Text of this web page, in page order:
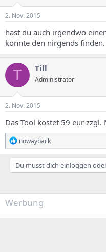
2. Nov. 2015
hast du auch irgendwo
konnte den nirgends finden.
T Till
Administrator
2. Nov. 2015
Das Tool kostet 59 eur zzgl.
R
e
a
k
t
e
nowayback
Du musst dich einloggen
Werbung